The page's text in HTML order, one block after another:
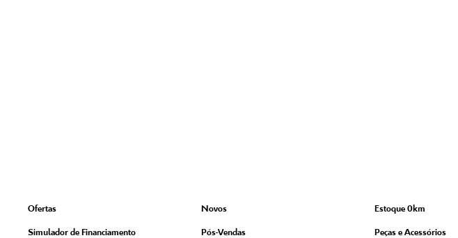
Ofertas Novos Estoque 0km
Simulador de Financiamento Pós-Vendas Peças e Acessórios